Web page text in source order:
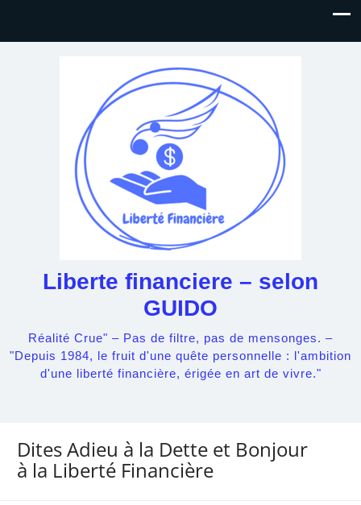
Liberte financiere – selon
GUIDO
Réalité Crue" – Pas de filtre, pas de mensonges. –
"Depuis 1984, le fruit d'une quête personnelle : l'ambition
d'une liberté financière, érigée en art de vivre."
Dites Adieu à la Dette et Bonjour
à la Liberté Financière